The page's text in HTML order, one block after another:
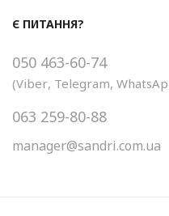
Є ПИТАННЯ?
050 463-60-74
(Viber, Telegram,
063 259-80-88
manager@sandri.com.ua